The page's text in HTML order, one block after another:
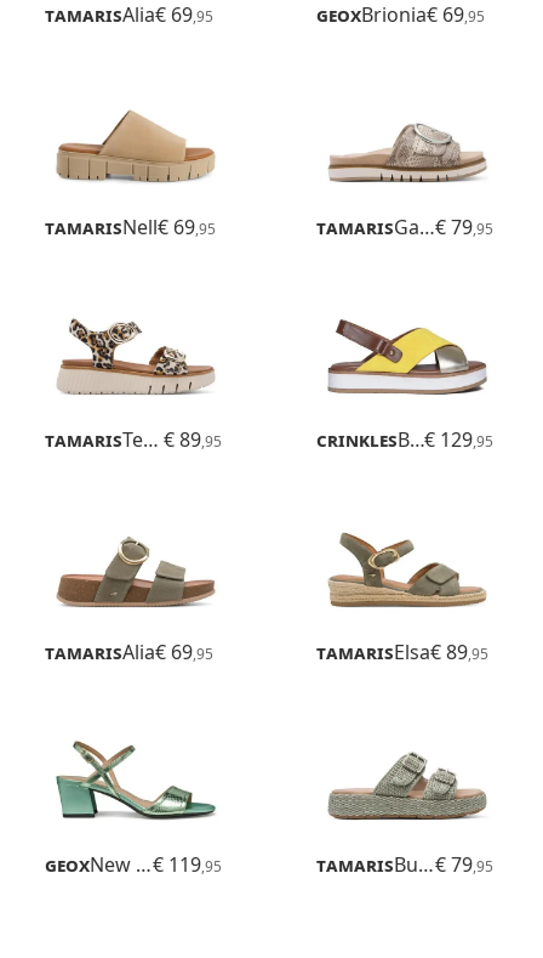
TamarisAlia€ 69,95 GeoxBrionia€ 69,95
TamarisNell€ 69,95 Tamaris Gafu€ 79,95
Tamaris Tessa € 89,95 Crinkles Beach€ 129,95
TamarisAlia€ 69,95 TamarisElsa€ 89,95
Geox New Eraklia 50€ 119,95 Tamaris Buno€ 79,95